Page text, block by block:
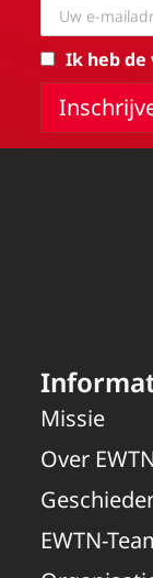
Ik heb de
Missie
Over
EWTN-